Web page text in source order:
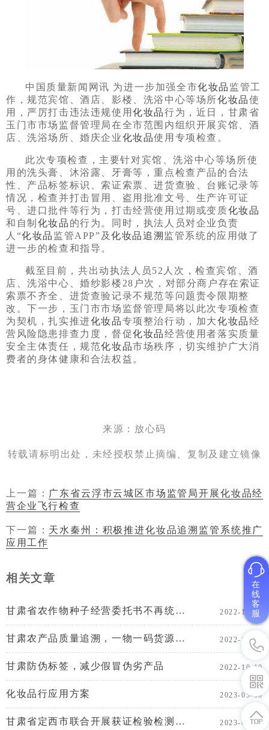
中国质量新闻网讯 为进一步加强全市化妆品 监管工
作，规范宾馆、酒店、影楼、洗浴中心等场所化妆品使
用，严厉打击违法违规使用化妆品行为，近日，甘肃省
玉门市市场监督管理局在全市范围内组织开展宾馆、酒
店、洗浴场所、婚庆企业化妆品使用专项检查。
此次专项检查，主要针对宾馆、洗浴中心等场所使
用的洗头膏、沐浴露、牙膏等，重点检查产品的合法
性、产品标签标识、索证索票、进货查验、台账记录等
情况，检查并打击冒用、盗用批准文号、生产许可证
号、进口批件等行为，打击经营使用过期或变质化妆品
和自制 化妆品 的行为。同时，执法人员对企业负责
人“化妆品 监管APP”及化妆品追溯 监管系统的应用做了
进一步的检查和指导。
截至目前，共出动执法人员52人次，检查宾馆、酒
店、洗浴中心、婚纱影楼28户次，对部分商户存在索证
索票不齐全、进货查验记录不规范等问题责令限期整
改。下一步，玉门市市场监督管理局将以此次专项检查
为契机，扎实推进化妆品专项整治行动，加大化妆品经
营风险隐患排查力度，督促化妆品经营使用者落实质量
安全主体责任，规范化妆品市场秩序，切实维护广大消
费者的身体健康和合法权益。
来源：放心码
转载请标明出处，未经授权禁止摘编、复制及建立镜像
上一篇： 广东省云浮市云城区市场监管局开展化妆品经
营企业飞行检查
下一篇： 天水秦州：积极推进化妆品追溯监管系统推广
应用工作
相关文章
甘肃省农作物种子经营委托书不再统一印制 2022-11-28
甘肃农产品质量追溯，一物一码货源追溯系统 2022-10-10
甘肃防伪标签，减少假冒伪劣产品 2022-10-10
化妆品行应用方案 2023-05-08
甘肃省定西市联合开展获证检验检测机构“双随机、一公开”监督检查 2023-09-01
在
线
客
服